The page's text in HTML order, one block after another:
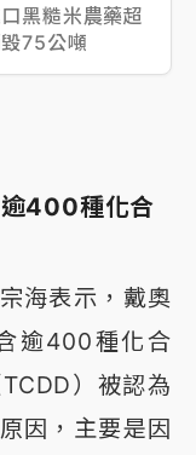
黑糙米農藥超
75公噸
400種化合
海表示，戴奧
逾400種化合
）被認為
因，主要是因